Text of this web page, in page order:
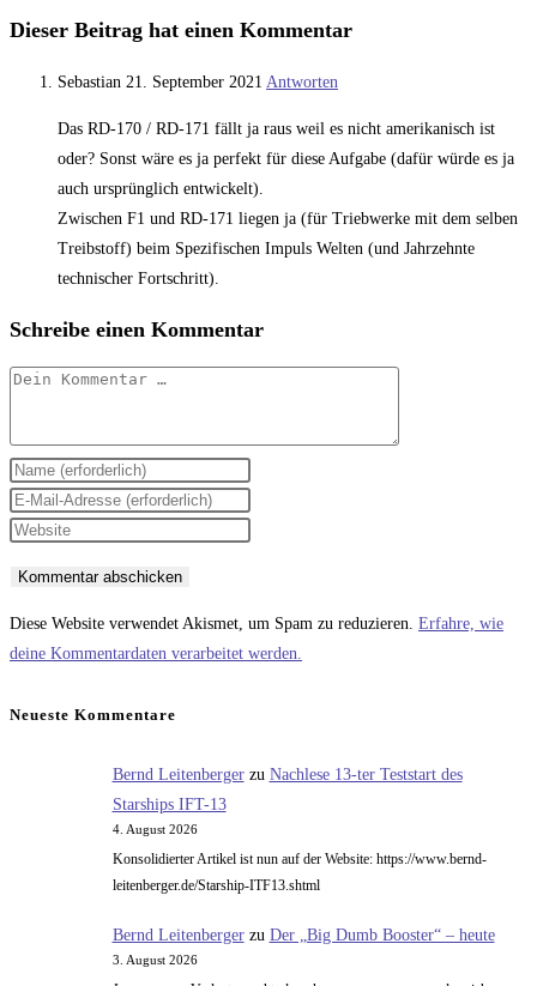
Dieser Beitrag hat einen Kommentar
Sebastian 21. September 2021 Antworten
Das RD-170 / RD-171 fällt ja raus weil es nicht amerikanisch ist
oder? Sonst wäre es ja perfekt für diese Aufgabe (dafür würde es ja
auch ursprünglich entwickelt).
Zwischen F1 und RD-171 liegen ja (für Triebwerke mit dem selben
Treibstoff) beim Spezifischen Impuls Welten (und Jahrzehnte
technischer Fortschritt).
Schreibe einen Kommentar
Kommentar
Gib
deinen
Namen
zum
Kommentieren
Gib
deine
Adresse
zum
ein
Gib
URL
ein
Diese Website verwendet Akismet, um Spam zu reduzieren. Erfahre, wie
deine Kommentardaten verarbeitet werden.
Neueste Kommentare
Bernd Leitenbergerzu Nachlese 13-ter Teststart des
Starships IFT-13
4. August 2026
Konsolidierter Artikel ist nun auf der Website: https://www.bernd-
leitenberger.de/Starship-ITF13.shtml
Bernd Leitenbergerzu Der „Big Dumb Booster“ – heute
3. August 2026